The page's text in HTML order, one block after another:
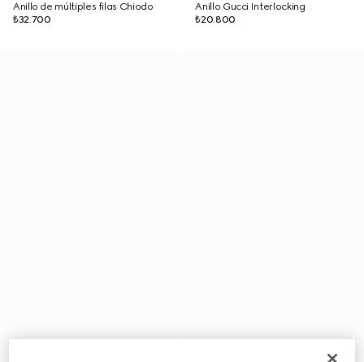
Anillo de múltiples filas Chiodo
₺32.700
Anillo Gucci Interlocking
₺20.800